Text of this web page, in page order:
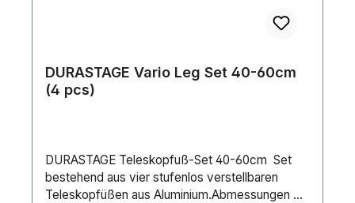
DURASTAGE Vario Leg Set 40-60cm
(4 pcs)
DURASTAGE Teleskopfuß-Set 40-60cm Set
bestehend aus vier stufenlos verstellbaren
Teleskopfüßen aus Aluminium.Abmessungen &